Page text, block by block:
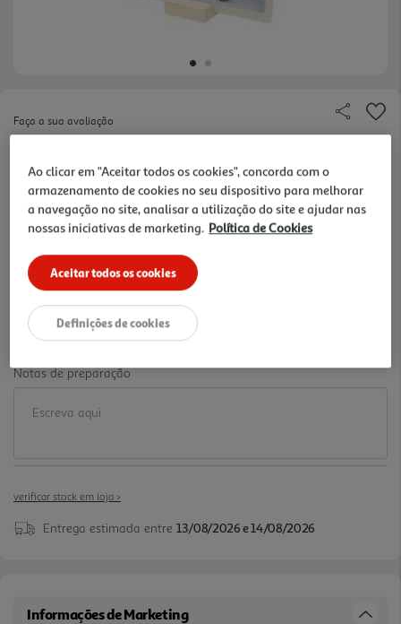
Faça a sua avaliação
6,99 €
Notas de preparação
verificar stock em loja >
Entrega estimada entre 13/08/2026 e 14/08/2026
Informações de Marketing
Ao clicar em "Aceitar todos os cookies", concorda com o
armazenamento de cookies no seu dispositivo para melhorar
a navegação no site, analisar a utilização do site e ajudar nas
nossas iniciativas de marketing. Política de Cookies
Aceitar todos os cookies
Definições de cookies